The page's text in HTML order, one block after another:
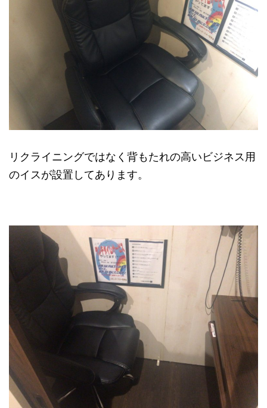
リクライニングではなく背もたれの高いビジネス用
のイスが設置してあります。